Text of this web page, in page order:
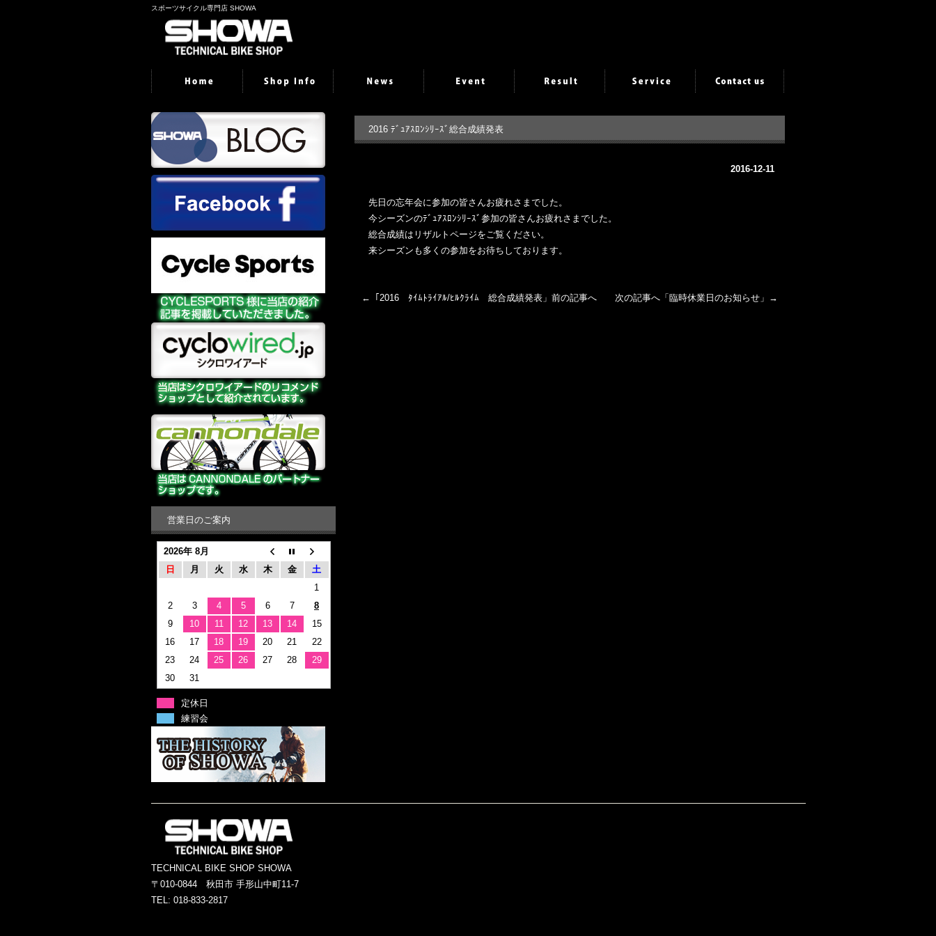
スポーツサイクル専門店 SHOWA
2016 ﾃﾞｭｱｽﾛﾝｼﾘｰｽﾞ総合成績発表
2016-12-11
先日の忘年会に参加の皆さんお疲れさまでした。
今シーズンのﾃﾞｭｱｽﾛﾝｼﾘｰｽﾞ参加の皆さんお疲れさまでした。
総合成績はリザルトページをご覧ください。
来シーズンも多くの参加をお待ちしております。
←「 2016 ﾀｲﾑﾄﾗｲｱﾙ/ﾋﾙｸﾗｲﾑ 総合成績発表 」前の記事へ 次の記事へ「 臨時休業日のお知らせ 」→
営業日のご案内
2026年 8月
日
月 火 水 木 金
土
1
2
3 4 5 6 7
8
9
10 11 12 13 14
15
16
17 18 19 20 21
22
23
24 25 26 27 28
29
30
31
定休日
練習会
TECHNICAL BIKE SHOP SHOWA
〒010-0844 秋田市 手形山中町11-7
TEL: 018-833-2817